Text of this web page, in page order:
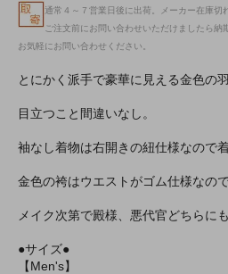
通常４～７営業日後に出荷。メーカー在庫切
ご注文前にお問い合わせいただけましたら納
お気軽にお問い合わせください。
とにかく派手で豪華に見える金色の羽
目立つこと間違いなし。
袖なし着物は右開きの紐仕様なので着
金色の袴はウエストがゴム仕様なの
メイク次第で殿様、悪代官どちらに
●サイズ●
【Men's】